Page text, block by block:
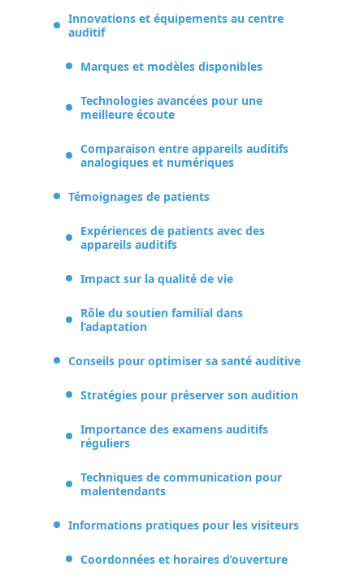
Innovations et équipements au centre
auditif
Marques et modèles disponibles
Technologies avancées pour une
meilleure écoute
Comparaison entre appareils auditifs
analogiques et numériques
Témoignages de patients
Expériences de patients avec des
appareils auditifs
Impact sur la qualité de vie
Rôle du soutien familial dans
l’adaptation
Conseils pour optimiser sa santé auditive
Stratégies pour préserver son audition
Importance des examens auditifs
réguliers
Techniques de communication pour
malentendants
Informations pratiques pour les visiteurs
Coordonnées et horaires d’ouverture